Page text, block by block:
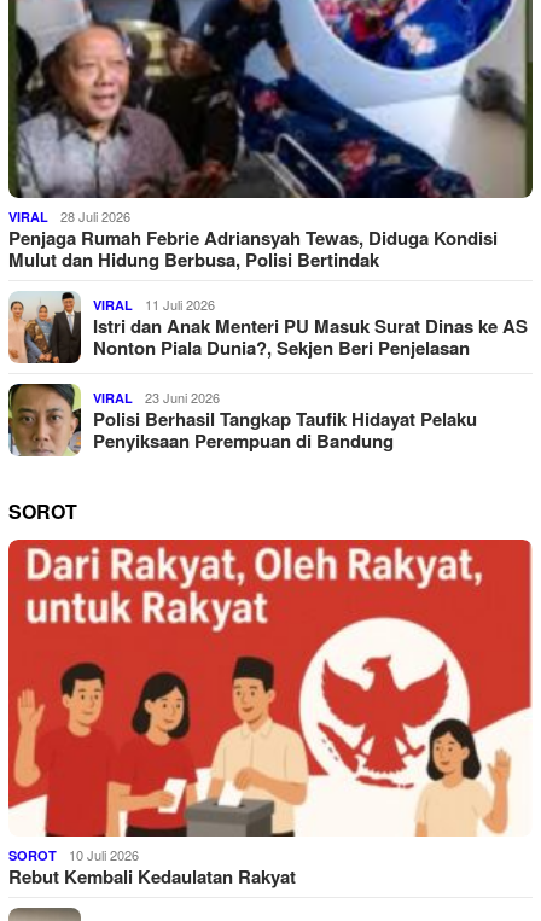
VIRAL 28 Juli 2026
Penjaga Rumah Febrie Adriansyah Tewas, Diduga Kondisi
Mulut dan Hidung Berbusa, Polisi Bertindak
VIRAL 11 Juli 2026
Istri dan Anak Menteri PU Masuk Surat Dinas ke AS
Nonton Piala Dunia?, Sekjen Beri Penjelasan
VIRAL 23 Juni 2026
Polisi Berhasil Tangkap Taufik Hidayat Pelaku
Penyiksaan Perempuan di Bandung
SOROT
SOROT 10 Juli 2026
Rebut Kembali Kedaulatan Rakyat